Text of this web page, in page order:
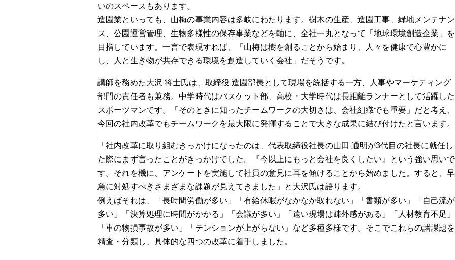
いのスペースもあります。
造園業といっても、山梅の事業内容は多岐にわたります。樹木の生産、造園工事、緑地メンテナン
ス、公園運営管理、生物多様性の保存事業などを軸に、全社一丸となって「地球環境創造企業」を
目指しています。一言で表現すれば、「山梅は樹を創ることから始まり、人々を健康で心豊かに
し、人と生き物が共存できる環境を創造していく会社」だそうです。
講師を務めた大沢 将士氏は、取締役 造園部長として現場を統括する一方、人事やマーケティング
部門の責任者も兼務。中学時代はバスケット部、高校・大学時代は長距離ランナーとして活躍した
スポーツマンです。「そのときに知ったチームワークの大切さは、会社組織でも重要」だと考え、
今回の社内改革でもチームワークを最大限に発揮することで大きな成果に結び付けたと言います。
「社内改革に取り組むきっかけになったのは、代表取締役社長の山田 通明が3代目の社長に就任し
た際にまず言ったことがきっかけでした。『今以上にもっと会社を良くしたい』という強い思いで
す。それを機に、アンケートを実施して社員の意見に耳を傾けることから始めました。すると、早
急に対処すべきさまざまな課題が見えてきました」と大沢氏は語ります。
例えばそれは、「長時間労働が多い」「有給休暇がなかなか取れない」「書類が多い」「自己流が
多い」「決算処理に時間がかかる」「会議が多い」「遠い現場は疎外感がある」「人材教育不足」
「車の物損事故が多い」「テンションが上がらない」など多種多様です。そこでこれらの諸課題を
精査・分類し、具体的な四つの改革に着手しました。